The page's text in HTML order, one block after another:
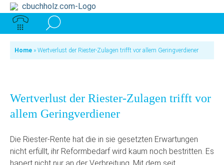
Home » Wertverlust der Riester-Zulagen trifft vor allem Geringverdiener
Wertverlust der Riester-Zulagen trifft vor
allem Geringverdiener
Die Riester-Rente hat die in sie gesetzten Erwartungen
nicht erfüllt, ihr Reformbedarf wird kaum noch bestritten. Es